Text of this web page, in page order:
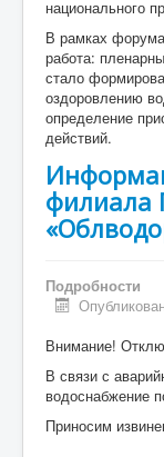
национального
В рамках
работа:
стало
оздоровлению
определение
действий.
филиала
Подробности
Внимание!
В связи с
водоснабжение
Приносим